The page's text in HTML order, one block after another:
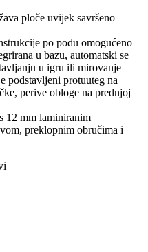
ploče uvijek savršeno
po podu omogućeno
u bazu, automatski se
u igru ili mirovanje
podstavljeni protuuteg na
perive obloge na prednjoj
12 mm laminiranim
preklopnim obručima i